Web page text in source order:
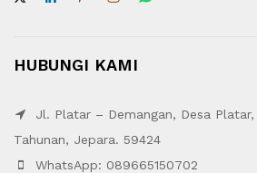
HUBUNGI KAMI
Jl. Platar – Demangan, Desa Platar,
Tahunan, Jepara. 59424
WhatsApp: 089665150702